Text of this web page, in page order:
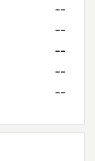
--
--
--
--
--